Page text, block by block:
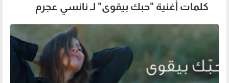
كلمات أغنية "حبك بيقوى" لـ نانسي عجرم